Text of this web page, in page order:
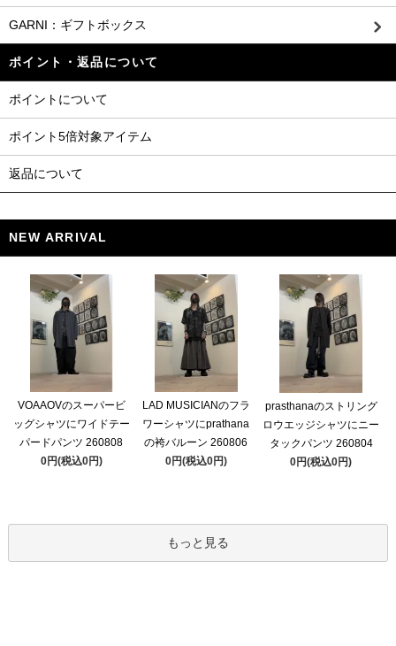
GARNI：ギフトボックス
ポイント・返品について
ポイントについて
ポイント5倍対象アイテム
返品について
NEW ARRIVAL
VOAAOVのスーパービ
ッグシャツにワイドテー
パードパンツ 260808
0円(税込0円)
LAD MUSICIANのフラ
ワーシャツにprathana
の袴バルーン 260806
0円(税込0円)
prasthanaのストリング
ロウエッジシャツにニー
タックパンツ 260804
0円(税込0円)
もっと見る